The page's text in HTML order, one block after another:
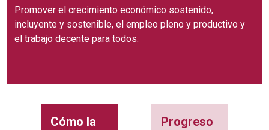
Promover el crecimiento económico sostenido,
incluyente y sostenible, el empleo pleno y productivo y
el trabajo decente para todos.
Cómo la
Progreso